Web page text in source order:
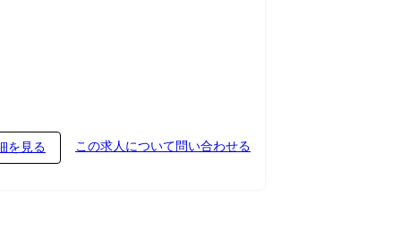
を見る この求人について問い合わせる